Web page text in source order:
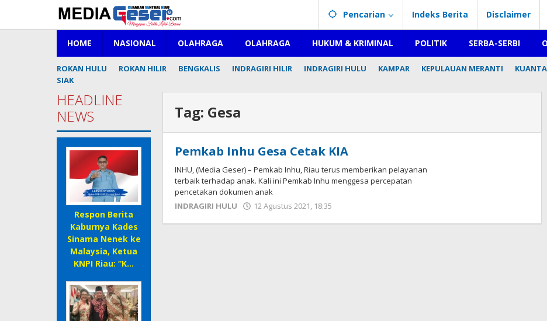
konten
Pencarian Indeks Berita Disclaimer
HOME NASIONAL OLAHRAGA OLAHRAGA HUKUM & KRIMINAL POLITIK SERBA-SERBI
ROKAN HULU ROKAN HILIR BENGKALIS INDRAGIRI HILIR INDRAGIRI HULU KAMPAR KEPULAUAN MERANTI
SIAK
HEADLINE
NEWS
Respon Berita
Kaburnya Kades
Sinama Nenek ke
Malaysia, Ketua
KNPI Riau: “K…
Tag: Gesa
Pemkab Inhu Gesa Cetak KIA
INHU, (Media Geser) – Pemkab Inhu, Riau terus memberikan pelayanan
terbaik terhadap anak. Kali ini Pemkab Inhu menggesa percepatan
pencetakan dokumen anak
INDRAGIRI HULU
12 Agustus 2021, 18:35